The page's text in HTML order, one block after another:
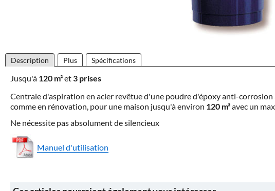
Description Plus Spécifications
Jusqu'à 120 m²et 3 prises
Centrale d'aspiration en acier revêtue d'une poudre d'époxy anti-
comme en rénovation, pour une maison jusqu'à environ 120 m²avec un
Ne nécessite pas absolument de silencieux
Manuel d'utilisation